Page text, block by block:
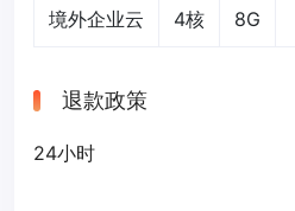
境外企业云 4核 8G
退款政策
24小时